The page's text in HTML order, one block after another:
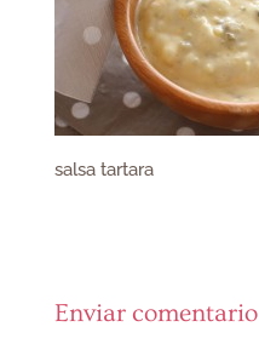
salsa tartara
Enviar comentario